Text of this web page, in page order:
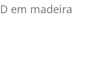
em madeira